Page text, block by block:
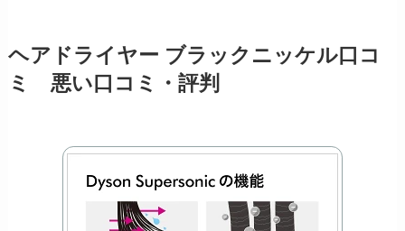
ヘアドライヤー ブラックニッケル口コ
ミ 悪い口コミ・評判